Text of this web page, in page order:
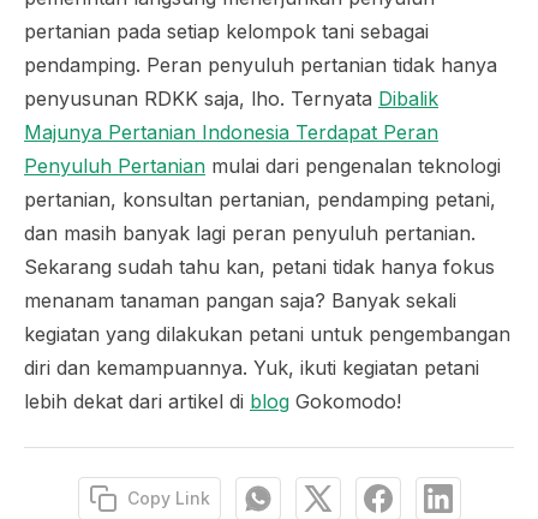
pertanian pada setiap kelompok tani sebagai
pendamping. Peran penyuluh pertanian tidak hanya
penyusunan RDKK saja, lho. Ternyata Dibalik
Majunya Pertanian Indonesia Terdapat Peran
Penyuluh Pertanian mulai dari pengenalan teknologi
pertanian, konsultan pertanian, pendamping petani,
dan masih banyak lagi peran penyuluh pertanian.
Sekarang sudah tahu kan, petani tidak hanya fokus
menanam tanaman pangan saja? Banyak sekali
kegiatan yang dilakukan petani untuk pengembangan
diri dan kemampuannya. Yuk, ikuti kegiatan petani
lebih dekat dari artikel di blog Gokomodo!
Copy Link